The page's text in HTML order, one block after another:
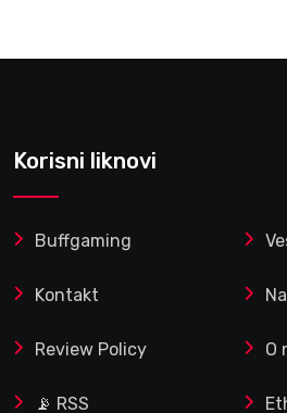
Korisni liknovi
Buffgaming
Kontakt
Review Policy O
📡 RSS